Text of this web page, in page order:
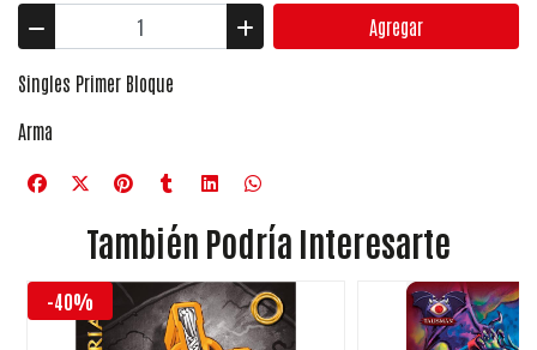
Agregar
Singles Primer Bloque
Arma
También Podría Interesarte
-40%